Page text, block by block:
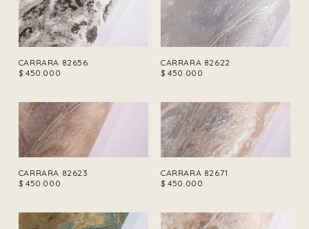
CARRARA 82656
$450.000
CARRARA 82622
$450.000
CARRARA 82623
$450.000
CARRARA 82671
$450.000